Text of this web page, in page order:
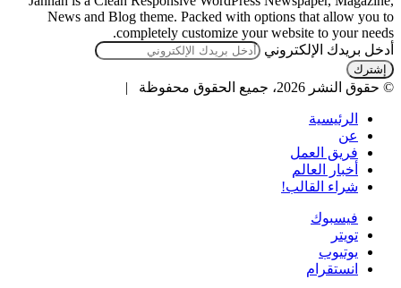
News and Blog theme. Packed with options that allow you to
completely customize your website to your needs.
أدخل بريدك الإلكتروني
© حقوق النشر 2026، جميع الحقوق محفوظة |
الرئيسية
عن
فريق العمل
أخبار العالم
شراء القالب!
فيسبوك
تويتر
يوتيوب
انستقرام